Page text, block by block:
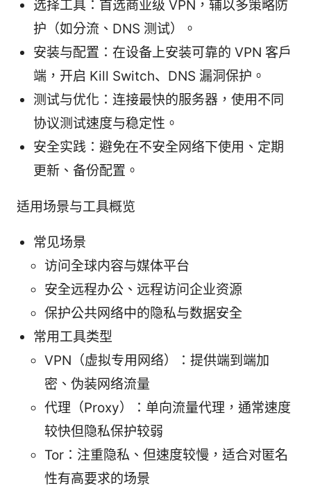
选择工具：首选商业级 VPN，辅以多策略防
护（如分流、DNS 测试）。
安装与配置：在设备上安装可靠的 VPN 客户
端，开启 Kill Switch、DNS 漏洞保护。
测试与优化：连接最快的服务器，使用不同
协议测试速度与稳定性。
安全实践：避免在不安全网络下使用、定期
更新、备份配置。
适用场景与工具概览
常见场景
访问全球内容与媒体平台
安全远程办公、远程访问企业资源
保护公共网络中的隐私与数据安全
常用工具类型
VPN（虚拟专用网络）：提供端到端加
密、伪装网络流量
代理（Proxy）：单向流量代理，通常速度
较快但隐私保护较弱
Tor：注重隐私、但速度较慢，适合对匿名
性有高要求的场景